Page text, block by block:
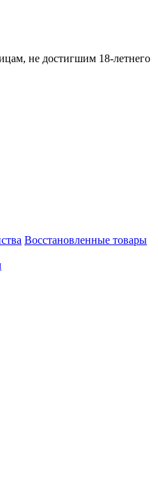
не достигшим 18-летнего
Восстановленные товары